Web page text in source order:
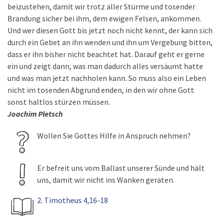
beizustehen, damit wir trotz aller Stürme und tosender
Brandung sicher bei ihm, dem ewigen Felsen, ankommen.
Und wer diesen Gott bis jetzt noch nicht kennt, der kann sich
durch ein Gebet an ihn wenden und ihn um Vergebung bitten,
dass er ihn bisher nicht beachtet hat. Darauf geht er gerne
ein und zeigt dann, was man dadurch alles versäumt hatte
und was man jetzt nachholen kann. So muss also ein Leben
nicht im tosenden Abgrund enden, in den wir ohne Gott
sonst haltlos stürzen müssen.
Joachim Pletsch
Wollen Sie Gottes Hilfe in Anspruch nehmen?
Er befreit uns vom Ballast unserer Sünde und hält
uns, damit wir nicht ins Wanken geraten.
2. Timotheus 4,16-18